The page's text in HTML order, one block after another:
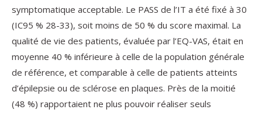
symptomatique acceptable. Le PASS de l’IT a été fixé à 30
(IC95 % 28-33), soit moins de 50 % du score maximal. La
qualité de vie des patients, évaluée par l’EQ-VAS, était en
moyenne 40 % inférieure à celle de la population générale
de référence, et comparable à celle de patients atteints
d’épilepsie ou de sclérose en plaques. Près de la moitié
(48 %) rapportaient ne plus pouvoir réaliser seuls